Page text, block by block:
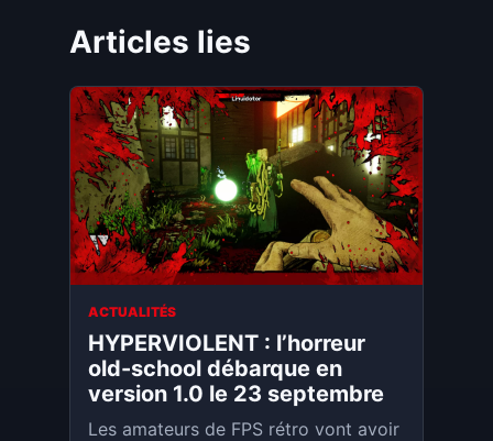
Articles lies
ACTUALITÉS
HYPERVIOLENT : l’horreur
old-school débarque en
version 1.0 le 23 septembre
Les amateurs de FPS rétro vont avoir